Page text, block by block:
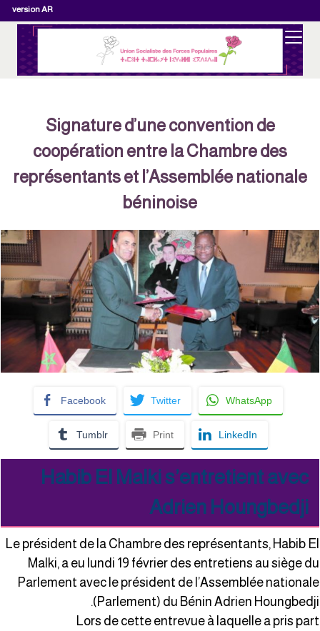
version AR
Signature d’une convention de
coopération entre la Chambre des
représentants et l’Assemblée nationale
béninoise
Facebook Twitter WhatsApp
Tumblr Print LinkedIn
Habib El Malki s’entretient avec
Adrien Houngbedji
Le président de la Chambre des représentants, Habib
Malki, a eu lundi 19 février des entretiens au siège
Parlement avec le président de l’Assemblée
(Parlement) du Bénin Adrien
Lors de cette entrevue à laquelle a pris